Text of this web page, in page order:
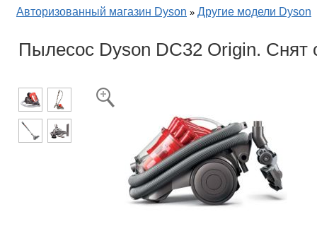
Авторизованный магазин Dyson » Другие модели Dyson
Пылесос Dyson DC32 Origin. Снят